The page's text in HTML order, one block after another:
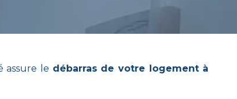
assure le débarras de votre logement à